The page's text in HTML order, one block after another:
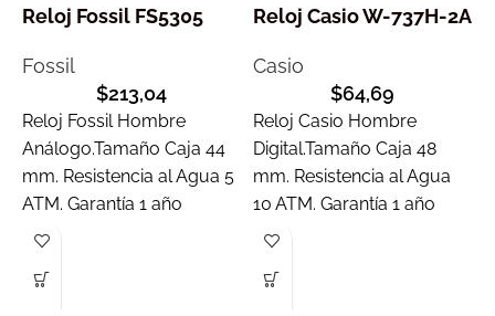
Reloj Fossil FS5305
Fossil
$213,04
Reloj Fossil Hombre
Análogo.Tamaño Caja 44
mm. Resistencia al Agua 5
ATM. Garantía 1 año
Reloj Casio W-737H-2A
Casio
$64,69
Reloj Casio Hombre
Digital.Tamaño Caja 48
mm. Resistencia al Agua
10 ATM. Garantía 1 año